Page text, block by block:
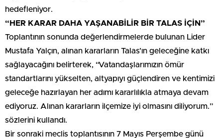
hedefleniyor.
“HER KARAR DAHA YAŞANABİLİR BİR TALAS İÇİN”
Toplantının sonunda değerlendirmelerde bulunan Lider
Mustafa Yalçın, alınan kararların Talas’ın geleceğine katkı
sağlayacağını belirterek, “Vatandaşlarımızın ömür
standartlarını yükselten, altyapıyı güçlendiren ve kentimizi
geleceğe hazırlayan her adımı kararlılıkla atmaya devam
ediyoruz. Alınan kararların ilçemize iyi olmasını diliyorum.”
sözlerini kullandı.
Bir sonraki meclis toplantısının 7 Mayıs Perşembe günü